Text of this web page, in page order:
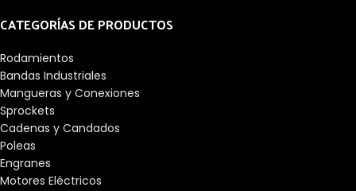
CATEGORÍAS DE PRODUCTOS
Rodamientos
Bandas Industriales
Mangueras y Conexiones
Sprockets
Cadenas y Candados
Poleas
Engranes
Motores Eléctricos